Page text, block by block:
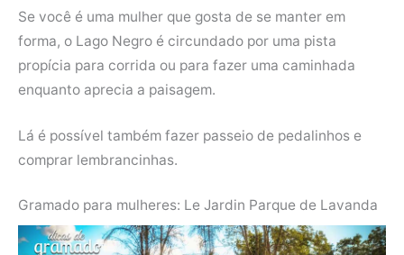
Se você é uma mulher que gosta de se manter em
forma, o Lago Negro é circundado por uma pista
propícia para corrida ou para fazer uma caminhada
enquanto aprecia a paisagem.
Lá é possível também fazer passeio de pedalinhos e
comprar lembrancinhas.
Gramado para mulheres: Le Jardin Parque de Lavanda